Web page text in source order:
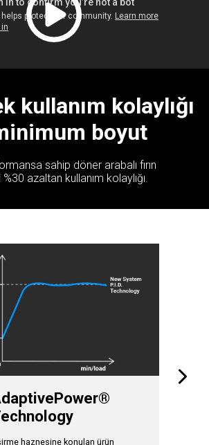
kullanım kolaylığı
boyut
sahip döner arabalı fırın
azaltan kullanım kolaylığı.
haznesine konulan ürün